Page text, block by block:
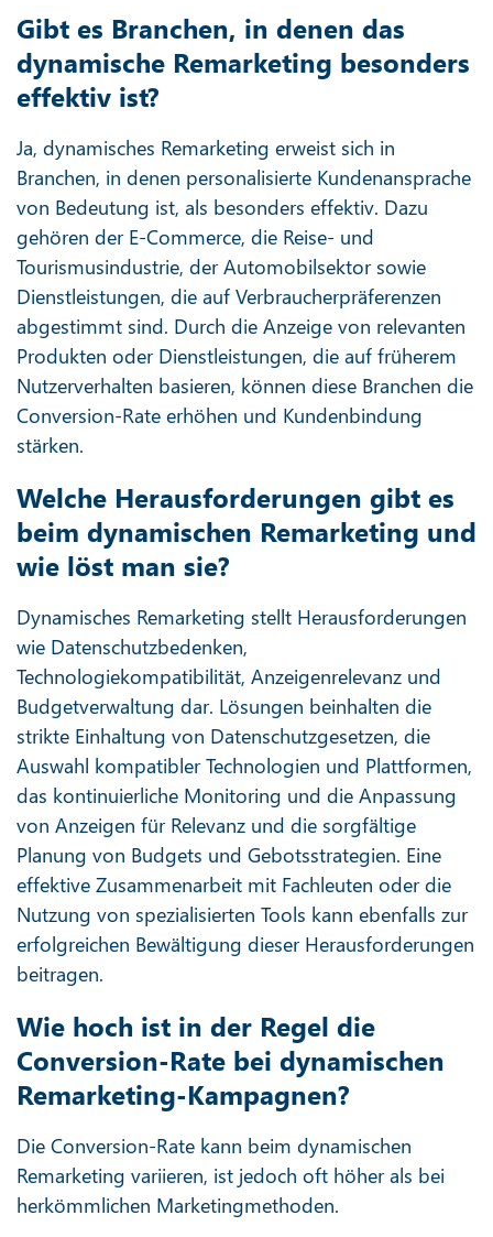
Gibt es Branchen, in denen das
dynamische Remarketing besonders
effektiv ist?
Ja, dynamisches Remarketing erweist sich in
Branchen, in denen personalisierte Kundenansprache
von Bedeutung ist, als besonders effektiv. Dazu
gehören der E-Commerce, die Reise- und
Tourismusindustrie, der Automobilsektor sowie
Dienstleistungen, die auf Verbraucherpräferenzen
abgestimmt sind. Durch die Anzeige von relevanten
Produkten oder Dienstleistungen, die auf früherem
Nutzerverhalten basieren, können diese Branchen die
Conversion-Rate erhöhen und Kundenbindung
stärken.
Welche Herausforderungen gibt es
beim dynamischen Remarketing und
wie löst man sie?
Dynamisches Remarketing stellt Herausforderungen
wie Datenschutzbedenken,
Technologiekompatibilität, Anzeigenrelevanz und
Budgetverwaltung dar. Lösungen beinhalten die
strikte Einhaltung von Datenschutzgesetzen, die
Auswahl kompatibler Technologien und Plattformen,
das kontinuierliche Monitoring und die Anpassung
von Anzeigen für Relevanz und die sorgfältige
Planung von Budgets und Gebotsstrategien. Eine
effektive Zusammenarbeit mit Fachleuten oder die
Nutzung von spezialisierten Tools kann ebenfalls zur
erfolgreichen Bewältigung dieser Herausforderungen
beitragen.
Wie hoch ist in der Regel die
Conversion-Rate bei dynamischen
Remarketing-Kampagnen?
Die Conversion-Rate kann beim dynamischen
Remarketing variieren, ist jedoch oft höher als bei
herkömmlichen Marketingmethoden.